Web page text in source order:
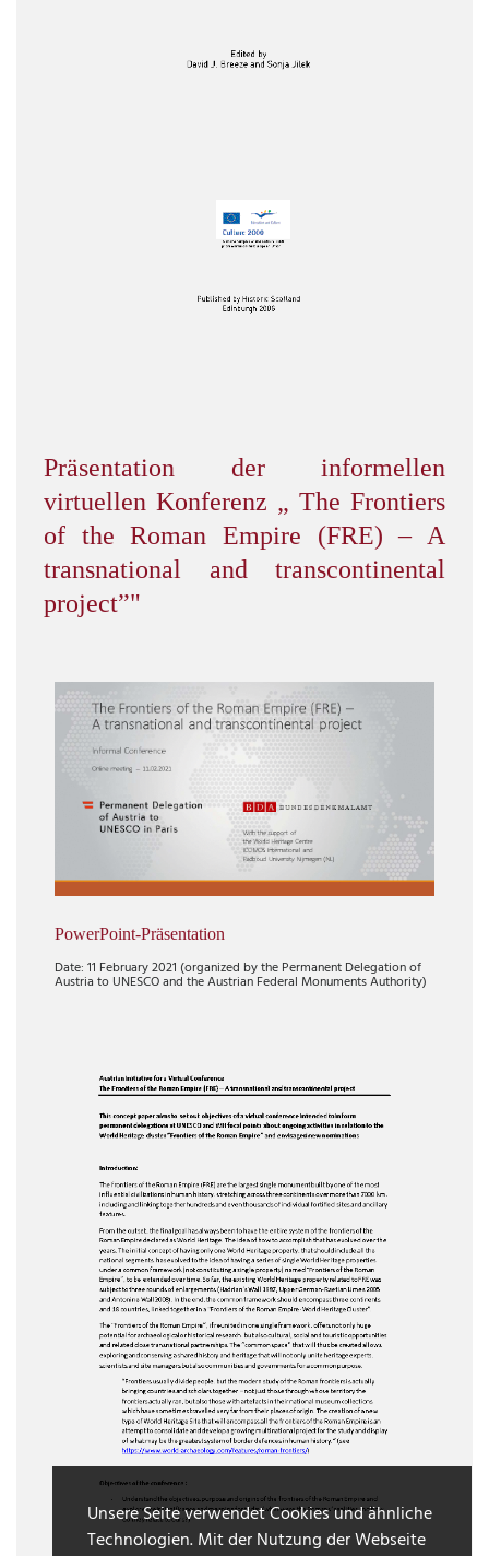
Unsere Seite verwendet Cookies und ähnliche
Technologien. Mit der Nutzung der Webseite
Präsentation der informellen
virtuellen Konferenz „ The Frontiers
of the Roman Empire (FRE) – A
transnational and transcontinental
project”"
PowerPoint-Präsentation
Date: 11 February 2021 (organized by the Permanent Delegation of
Austria to UNESCO and the Austrian Federal Monuments Authority)